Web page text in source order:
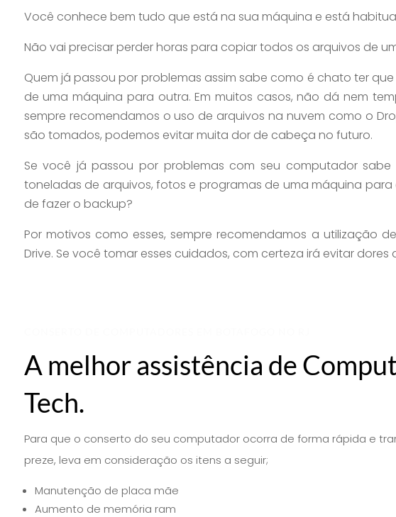
Você conhece bem tudo que está na sua máquina e está
Não vai precisar perder horas para copiar todos os arquivos de
Quem já passou por problemas assim sabe como é chato ter
de uma máquina para outra. Em muitos casos, não dá nem
sempre recomendamos o uso de arquivos na nuvem como o
são tomados, podemos evitar muita dor de cabeça no futuro.
Se você já passou por problemas com seu computador
toneladas de arquivos, fotos e programas de uma máquina
de fazer o backup?
Por motivos como esses, sempre recomendamos a utilização
Drive. Se você tomar esses cuidados, com certeza irá evitar
A melhor assistência de
Tech.
Para que o conserto do seu computador ocorra de forma rápida e
preze, leva em consideração os itens a seguir;
Manutenção de placa mãe
Aumento de memória ram